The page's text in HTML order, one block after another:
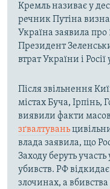
Кремль називає у
речник Путіна
Україна заявила
Президент
втрат України і
Після звільнення
містах Буча, Ірпінь,
виявили факти
зґвалтувань
влада заявила, що
Заходу беруть
убивств. РФ
злочинах, а